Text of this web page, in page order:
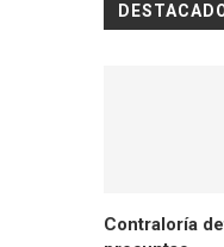
Contraloría